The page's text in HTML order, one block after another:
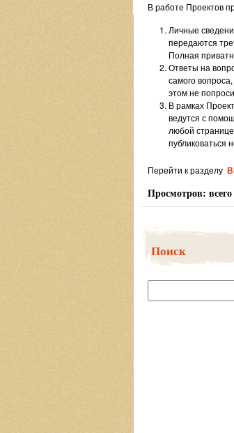
В работе Проектов
Личные
передаются
Полная
Ответы на
самого
этом не
В рамках
ведутся с
любой
публиковаться
Перейти к разделу
Просмотров: всего
Поиск
Найти: